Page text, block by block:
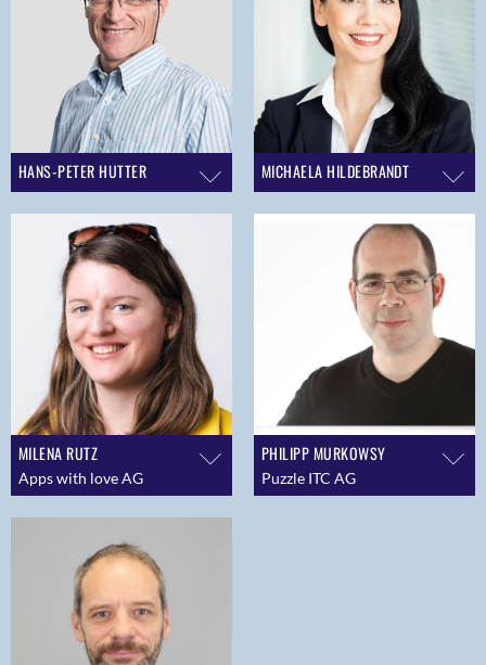
HANS-PETER HUTTER MICHAELA HILDEBRANDT
MILENA RUTZ
Apps with love AG
PHILIPP MURKOWSY
Puzzle ITC AG